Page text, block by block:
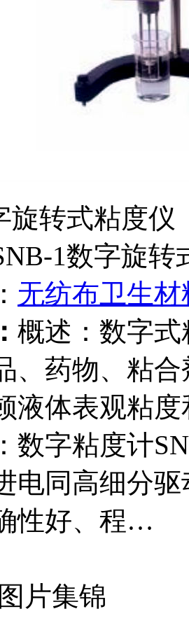
旋转式粘度仪
1数字旋转
无纺布卫生
概述：数字
、药物、粘
液体表观粘
数字粘度计
电同高细分
性好、程…
图片集锦